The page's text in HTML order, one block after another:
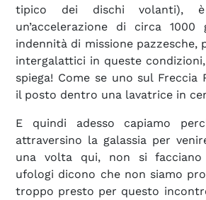
tipico dei dischi volanti),
un’accelerazione di circa 1000
indennità di missione pazzesche,
intergalattici in queste
spiega! Come se uno sul Freccia
il posto dentro una lavatrice in
E quindi adesso capiamo
attraversino la galassia per
una volta qui, non si facciano
ufologi dicono che non siamo
troppo presto per questo